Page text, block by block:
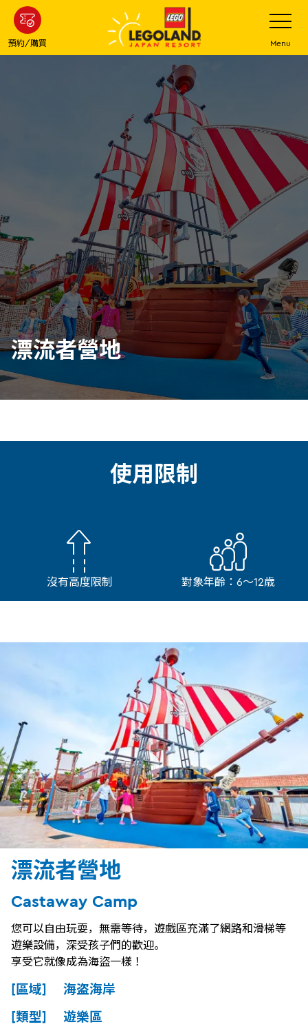
步
主
預約/購買
打
開
網
站
菜
單
Menu
漂流者營地
使用限制
沒有高度限制 對象年齡：6～12歳
漂流者營地
Castaway Camp
您可以自由玩耍，無需等待，遊戲區充滿了網路和滑梯等
遊樂設備，深受孩子們的歡迎。
享受它就像成為海盜一樣！
[區域] 海盗海岸
[類型] 遊樂區